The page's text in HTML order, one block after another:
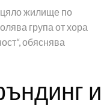
цяло жилище по
група от хора
обяснява
и